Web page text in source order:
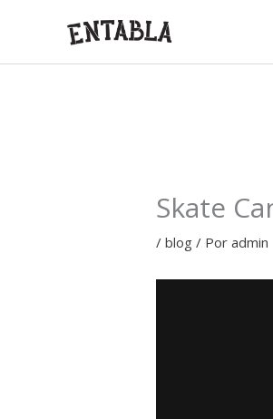
contenido
Skate
/blog / Poradmin